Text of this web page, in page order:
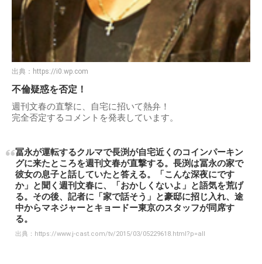
出典： https://i0.wp.com
不倫疑惑を否定！
週刊文春の直撃に、自宅に招いて熱弁！
完全否定するコメントを発表しています。
冨永が運転するクルマで長渕が自宅近くのコインパーキン
グに来たところを週刊文春が直撃する。長渕は冨永の家で
彼女の息子と話していたと答える。「こんな深夜にです
か」と聞く週刊文春に、「おかしくないよ」と語気を荒げ
る。その後、記者に「家で話そう」と豪邸に招じ入れ、途
中からマネジャーとキョードー東京のスタッフが同席す
る。
出典： https://www.j-cast.com/tv/2015/03/05229618.html?p=all